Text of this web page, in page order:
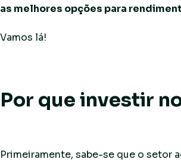
as melhores opções para
Vamos lá!
Por que investir
Primeiramente, sabe-se que o setor